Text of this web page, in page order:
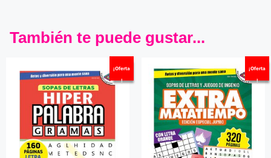
También te puede gustar...
¡Oferta
!
¡Oferta
!